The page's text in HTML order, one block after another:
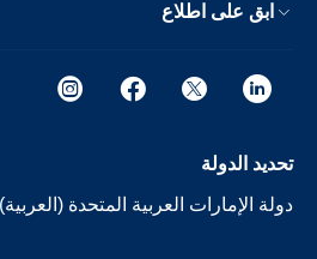
ابق على اطلاع
تحديد الدولة
دولة الإمارات العربية المتحدة (العربية)